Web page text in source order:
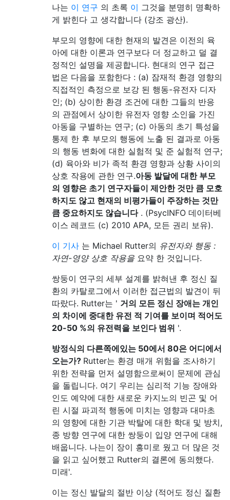
나는 이 연구 의 초록 이 그것을 분명히 명확하
게 밝힌다 고 생각합니다 (강조 광산).
부모의 영향에 대한 현재의 발견은 이전의 육
아에 대한 이론과 연구보다 더 정교하고 덜 결
정적인 설명을 제공합니다. 현대의 연구 접근
법은 다음을 포함한다 : (a) 잠재적 환경 영향의
직접적인 측정으로 보강 된 행동-유전자 디자
인; (b) 상이한 환경 조건에 대한 그들의 반응
의 관점에서 상이한 유전자 영향 소인을 가진
아동을 구별하는 연구; (c) 아동의 초기 특성을
통제 한 후 부모의 행동에 노출 된 결과로 아동
의 행동 변화에 대한 실험적 및 준 실험적 연구;
(d) 육아와 비가 족적 환경 영향과 상황 사이의
상호 작용에 관한 연구.아동 발달에 대한 부모
의 영향은 초기 연구자들이 제안한 것만 큼 모호
하지도 않고 현재의 비평가들이 주장하는 것만
큼 중요하지도 않습니다. (PsycINFO 데이터베
이스 레코드 (c) 2010 APA, 모든 권리 보유).
이 기사 는 Michael Rutter의 유전자와 행동 :
자연-영양 상호 작용을 요약 한 것입니다.
쌍둥이 연구의 세부 설계를 밝혀낸 후 정신 질
환의 카탈로그에서 이러한 접근법의 발견이 뒤
따랐다. Rutter는 ' 거의 모든 정신 장애는 개인
의 차이에 중대한 유전 적 기여를 보이며 적어도
20-50 %의 유전력을 보인다 범위 '.
방정식의 다른쪽에있는 50에서 80은 어디에서
오는가? Rutter는 환경 매개 위험을 조사하기
위한 전략을 먼저 설명함으로써이 문제에 관심
을 돌립니다. 여기 우리는 심리적 기능 장애와
인도 예약에 대한 새로운 카지노의 빈곤 및 어
린 시절 파괴적 행동에 미치는 영향과 대마초
의 영향에 대한 기관 박탈에 대한 학대 및 방치,
종 방향 연구에 대한 쌍둥이 입양 연구에 대해
배웁니다. 나는이 장이 흥미로 웠고 더 많은 것
을 읽고 싶어했고 Rutter의 결론에 동의했다.
미래'.
이는 정신 발달의 절반 이상 (적어도 정신 질환